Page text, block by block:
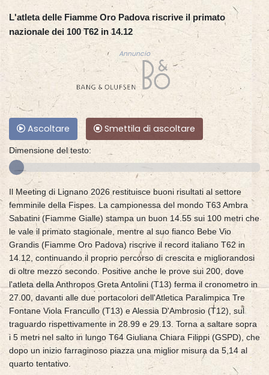
L'atleta delle Fiamme Oro Padova riscrive il primato
nazionale dei 100 T62 in 14.12
Annuncio
Ascoltare Smettila di ascoltare
Dimensione del testo:
Il Meeting di Lignano 2026 restituisce buoni risultati al settore
femminile della Fispes. La campionessa del mondo T63 Ambra
Sabatini (Fiamme Gialle) stampa un buon 14.55 sui 100 metri che
le vale il primato stagionale, mentre al suo fianco Bebe Vio
Grandis (Fiamme Oro Padova) riscrive il record italiano T62 in
14.12, continuando il proprio percorso di crescita e migliorandosi
di oltre mezzo secondo. Positive anche le prove sui 200, dove
l'atleta della Anthropos Greta Antolini (T13) ferma il cronometro in
27.00, davanti alle due portacolori dell'Atletica Paralimpica Tre
Fontane Viola Francullo (T13) e Alessia D'Ambrosio (T12), sul
traguardo rispettivamente in 28.99 e 29.13. Torna a saltare sopra
i 5 metri nel salto in lungo T64 Giuliana Chiara Filippi (GSPD), che
dopo un inizio farraginoso piazza una miglior misura da 5,14 al
quarto tentativo.